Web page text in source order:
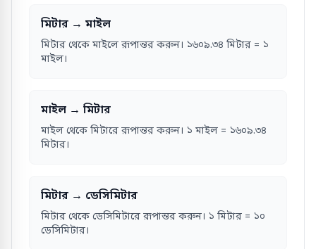
মিটার → মাইল
মিটার থেকে মাইলে রূপান্তর করুন। ১৬০৯.৩৪ মিটার = ১
মাইল।
মাইল → মিটার
মাইল থেকে মিটারে রূপান্তর করুন। ১ মাইল = ১৬০৯.৩৪
মিটার।
মিটার → ডেসিমিটার
মিটার থেকে ডেসিমিটারে রূপান্তর করুন। ১ মিটার = ১০
ডেসিমিটার।